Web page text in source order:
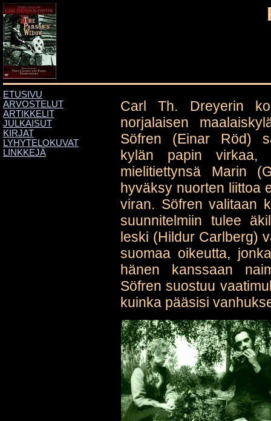
ETUSIVU
ARVOSTELUT
ARTIKKELIT
JULKAISUT
KIRJAT
LYHYTELOKUVAT
LINKKEJÄ
Carl Th. Dreyerin
norjalaisen
Söfren (Einar Röd)
kylän papin virkaa,
mielitiettynsä Marin
hyväksy nuorten liittoa
viran. Söfren valitaan
suunnitelmiin tulee
leski (Hildur Carlberg)
suomaa oikeutta,
hänen kanssaan
Söfren suostuu
kuinka pääsisi